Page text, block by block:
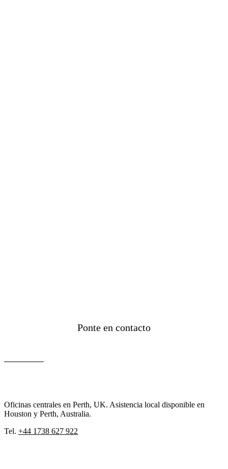
Ponte en contacto
Oficinas centrales en Perth, UK. Asistencia local disponible en
Houston y Perth, Australia.
Tel. +44 1738 627 922